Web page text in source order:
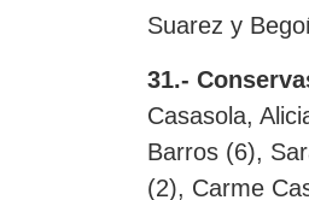
Suarez y
31.-
Casasola,
Barros (6),
(2), Carme